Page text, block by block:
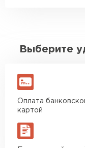
Выберите
Оплата
картой